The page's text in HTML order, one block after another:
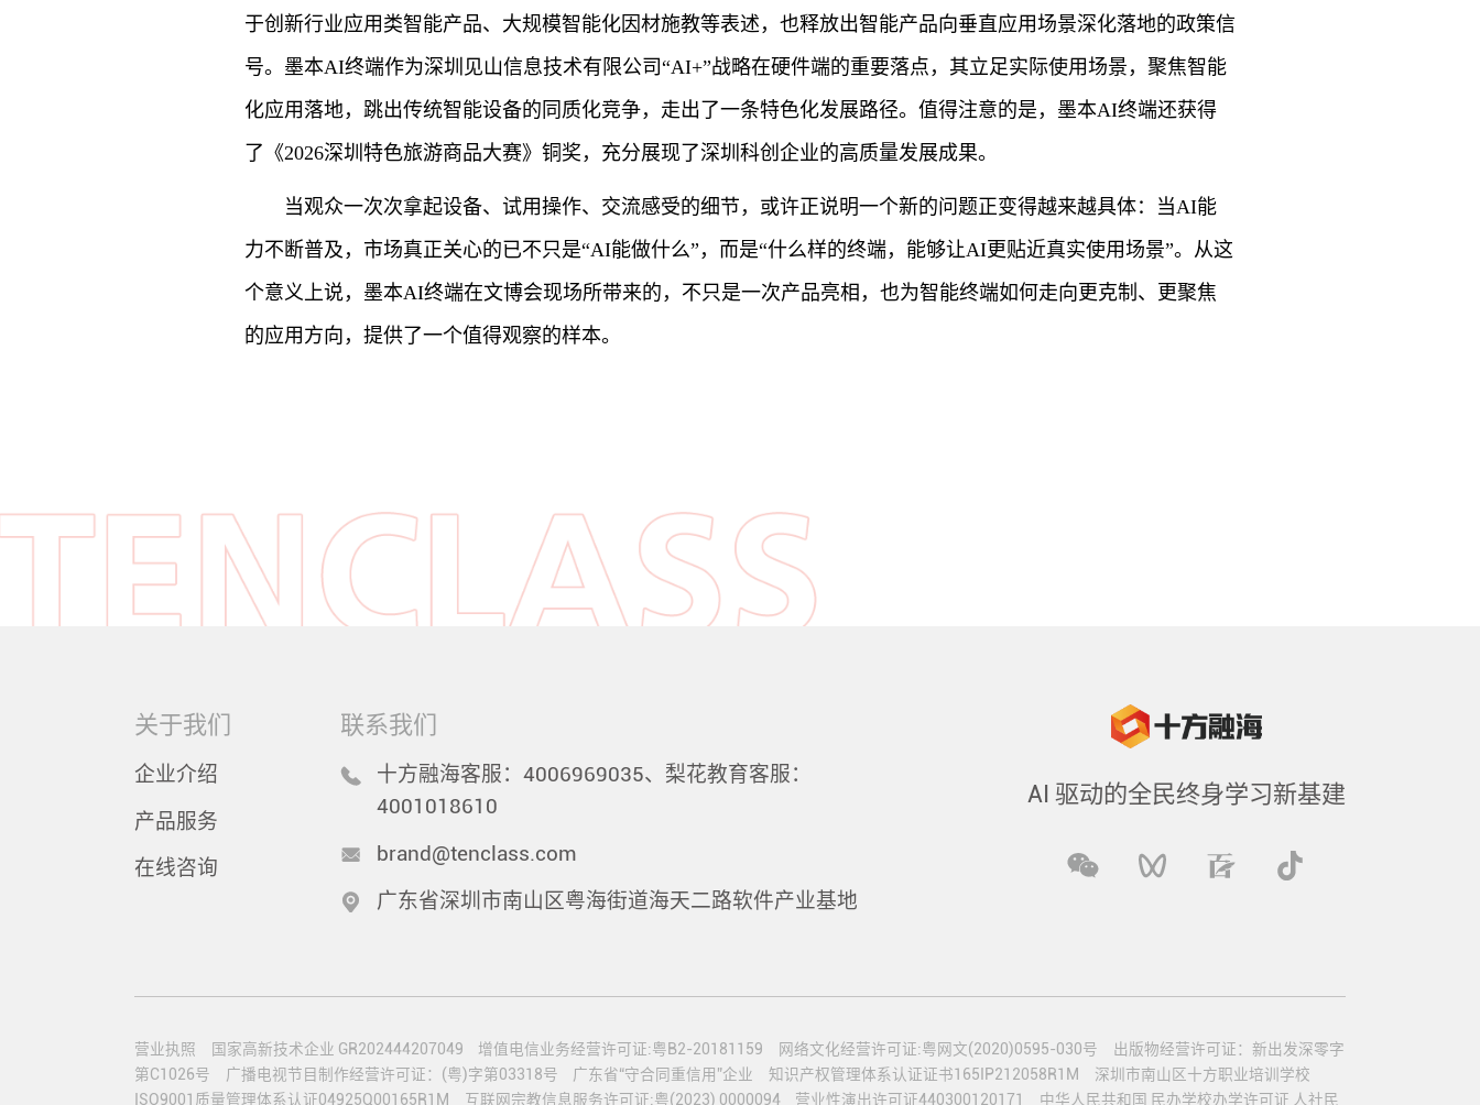
于创新行业应用类智能产品、大规模智能化因材施教等表述，也释放出智能产品向垂直应用场景深化落地的政策信
号。墨本AI终端作为深圳见山信息技术有限公司“AI+”战略在硬件端的重要落点，其立足实际使用场景，聚焦智能
化应用落地，跳出传统智能设备的同质化竞争，走出了一条特色化发展路径。值得注意的是，墨本AI终端还获得
了《2026深圳特色旅游商品大赛》铜奖，充分展现了深圳科创企业的高质量发展成果。
当观众一次次拿起设备、试用操作、交流感受的细节，或许正说明一个新的问题正变得越来越具体：当AI能
力不断普及，市场真正关心的已不只是“AI能做什么”，而是“什么样的终端，能够让AI更贴近真实使用场景”。从这
个意义上说，墨本AI终端在文博会现场所带来的，不只是一次产品亮相，也为智能终端如何走向更克制、更聚焦
的应用方向，提供了一个值得观察的样本。
关于我们
企业介绍
产品服务
在线咨询
联系我们
十方融海客服：4006969035、梨花教育客服：
4001018610
brand@tenclass.com
广东省深圳市南山区粤海街道海天二路软件产业基地
AI 驱动的全民终身学习新基建
营业执照 国家高新技术企业 GR202444207049 增值电信业务经营许可证:粤B2-20181159 网络文化经营许可证:粤网文(2020)0595-030号
出版物经营许可证：新出发深零字
第C1026号
广播电视节目制作经营许可证：(粤)字第03318号 广东省“守合同重信用”企业 知识产权管理体系认证证书165IP212058R1M
深圳市南山区十方职业培训学校
ISO9001质量管理体系认证04925Q00165R1M
互联网宗教信息服务许可证:粤(2023) 0000094 营业性演出许可证440300120171 中华人民共和国 民办学校办学许可证 人社民